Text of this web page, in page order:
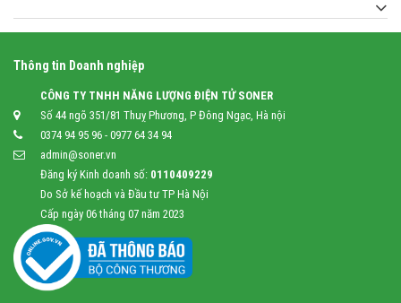
Thông tin Doanh nghiệp
CÔNG TY TNHH NĂNG LƯỢNG ĐIỆN TỬ SONER
Số 44 ngõ 351/81 Thuỵ Phương, P Đông Ngạc, Hà nội
0374 94 95 96 - 0977 64 34 94
admin@soner.vn
Đăng ký Kinh doanh số: 0110409229
Do Sở kế hoạch và Đầu tư TP Hà Nội
Cấp ngày 06 tháng 07 năm 2023